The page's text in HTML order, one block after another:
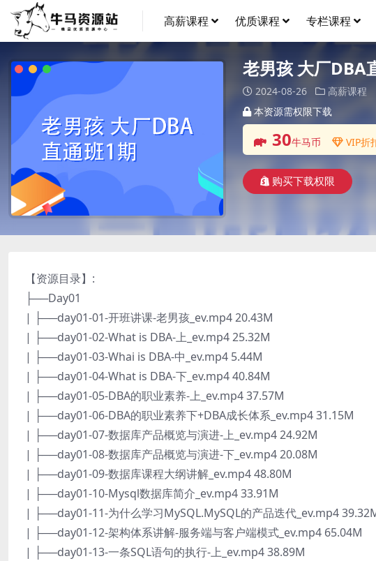
高薪课程 优质课程 专栏课程
老男孩 大厂DBA
2024-08-26
高薪课程
本资源需权限下载
30牛马币 VIP折
购买下载权限
【资源目录】:
├──Day01
| ├──day01-01-开班讲课-老男孩_ev.mp4 20.43M
| ├──day01-02-What is DBA-上_ev.mp4 25.32M
| ├──day01-03-Whai is DBA-中_ev.mp4 5.44M
| ├──day01-04-What is DBA-下_ev.mp4 40.84M
| ├──day01-05-DBA的职业素养-上_ev.mp4 37.57M
| ├──day01-06-DBA的职业素养下+DBA成长体系_ev.mp4 31.15M
| ├──day01-07-数据库产品概览与演进-上_ev.mp4 24.92M
| ├──day01-08-数据库产品概览与演进-下_ev.mp4 20.08M
| ├──day01-09-数据库课程大纲讲解_ev.mp4 48.80M
| ├──day01-10-Mysql数据库简介_ev.mp4 33.91M
| ├──day01-11-为什么学习MySQL.MySQL的产品迭代_ev.mp4
| ├──day01-12-架构体系讲解-服务端与客户端模式_ev.mp4 65.04M
| ├──day01-13-一条SQL语句的执行-上_ev.mp4 38.89M